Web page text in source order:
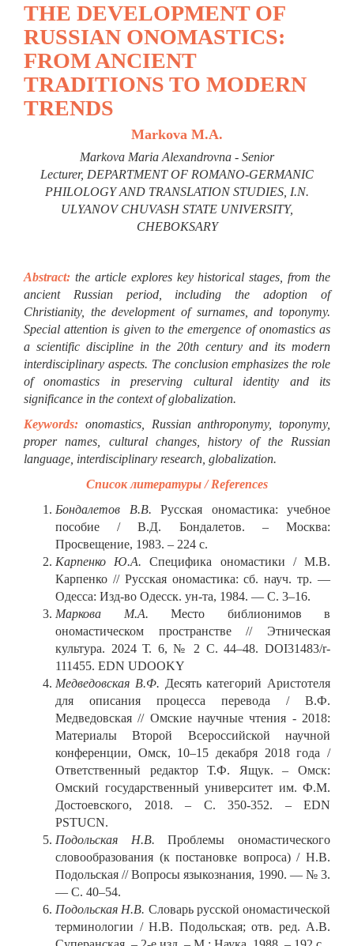
THE DEVELOPMENT OF
RUSSIAN ONOMASTICS:
FROM ANCIENT
TRADITIONS TO MODERN
TRENDS
Markova M.A.
Markova Maria Alexandrovna - Senior
Lecturer, DEPARTMENT OF ROMANO-GERMANIC
PHILOLOGY AND TRANSLATION STUDIES, I.N.
ULYANOV CHUVASH STATE UNIVERSITY,
CHEBOKSARY
Abstract: the article explores key historical stages, from the
ancient Russian period, including the adoption of
Christianity, the development of surnames, and toponymy.
Special attention is given to the emergence of onomastics as
a scientific discipline in the 20th century and its modern
interdisciplinary aspects. The conclusion emphasizes the role
of onomastics in preserving cultural identity and its
significance in the context of globalization.
Keywords: onomastics, Russian anthroponymy, toponymy,
proper names, cultural changes, history of the Russian
language, interdisciplinary research, globalization.
Список литературы /References
Бондалетов В.В. Русская ономастика: учебное
пособие / В.Д. Бондалетов. – Москва:
Просвещение, 1983. – 224 с.
Карпенко Ю.А. Специфика ономастики / М.В.
Карпенко // Русская ономастика: сб. науч. тр. —
Одесса: Изд-во Одесск. ун-та, 1984. — С. 3–16.
Маркова М.А. Место библионимов в
ономастическом пространстве // Этническая
культура. 2024 Т. 6, № 2 С. 44–48. DOI31483/r-
111455. EDN UDOOKY
Медведовская В.Ф. Десять категорий Аристотеля
для описания процесса перевода / В.Ф.
Медведовская // Омские научные чтения - 2018:
Материалы Второй Всероссийской научной
конференции, Омск, 10–15 декабря 2018 года /
Ответственный редактор Т.Ф. Ящук. – Омск:
Омский государственный университет им. Ф.М.
Достоевского, 2018. – С. 350-352. – EDN
PSTUCN.
Подольская Н.В.Проблемы ономастического
словообразования (к постановке вопроса) / Н.В.
Подольская // Вопросы языкознания, 1990. — № 3.
— С. 40–54.
Подольская Н.В. Словарь русской ономастической
терминологии / Н.В. Подольская; отв. ред. А.В.